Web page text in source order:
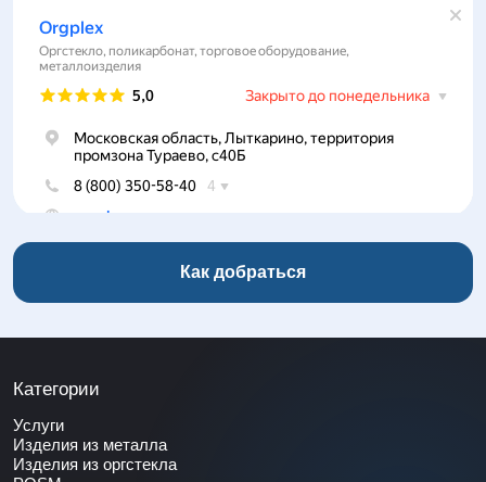
Как добраться
Категории
Услуги
Изделия из металла
Изделия из оргстекла